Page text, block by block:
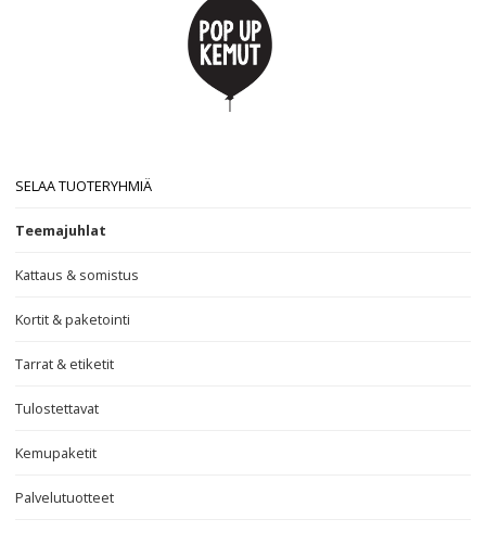
SELAA TUOTERYHMIÄ
Teemajuhlat
Kattaus & somistus
Kortit & paketointi
Tarrat & etiketit
Tulostettavat
Kemupaketit
Palvelutuotteet